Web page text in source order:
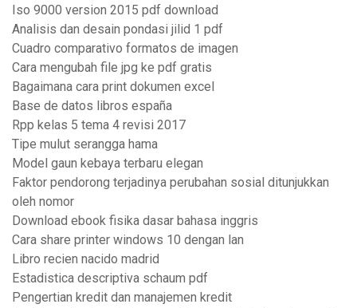
Iso 9000 version 2015 pdf download
Analisis dan desain pondasi jilid 1 pdf
Cuadro comparativo formatos de imagen
Cara mengubah file jpg ke pdf gratis
Bagaimana cara print dokumen excel
Base de datos libros españa
Rpp kelas 5 tema 4 revisi 2017
Tipe mulut serangga hama
Model gaun kebaya terbaru elegan
Faktor pendorong terjadinya perubahan sosial ditunjukkan
oleh nomor
Download ebook fisika dasar bahasa inggris
Cara share printer windows 10 dengan lan
Libro recien nacido madrid
Estadistica descriptiva schaum pdf
Pengertian kredit dan manajemen kredit